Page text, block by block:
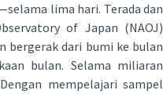
lima hari. Terada dan
of Japan (NAOJ)
bergerak dari bumi ke bulan
bulan. Selama miliaran
mempelajari sampel